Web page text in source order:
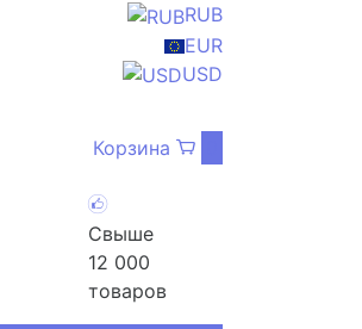
RUB
EUR
USD
Корзина
Свыше
12 000
товаров